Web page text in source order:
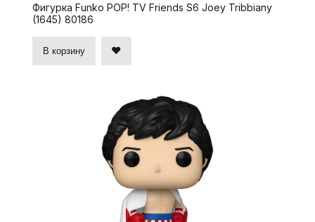
Фигурка Funko POP! TV Friends S6 Joey Tribbiany
(1645) 80186
В корзину